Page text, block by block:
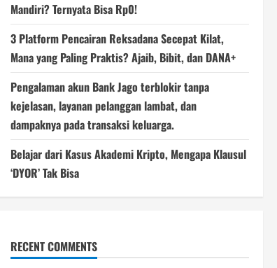
Mandiri? Ternyata Bisa Rp0!
3 Platform Pencairan Reksadana Secepat Kilat,
Mana yang Paling Praktis? Ajaib, Bibit, dan DANA+
Pengalaman akun Bank Jago terblokir tanpa
kejelasan, layanan pelanggan lambat, dan
dampaknya pada transaksi keluarga.
Belajar dari Kasus Akademi Kripto, Mengapa Klausul
‘DYOR’ Tak Bisa
RECENT COMMENTS